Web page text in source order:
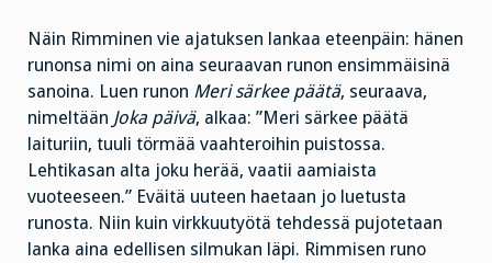
Näin Rimminen vie ajatuksen lankaa eteenpäin: hänen
runonsa nimi on aina seuraavan runon ensimmäisinä
sanoina. Luen runon Meri särkee päätä, seuraava,
nimeltään Joka päivä, alkaa: ”Meri särkee päätä
laituriin, tuuli törmää vaahteroihin puistossa.
Lehtikasan alta joku herää, vaatii aamiaista
vuoteeseen.” Eväitä uuteen haetaan jo luetusta
runosta. Niin kuin virkkuutyötä tehdessä pujotetaan
lanka aina edellisen silmukan läpi. Rimmisen runo